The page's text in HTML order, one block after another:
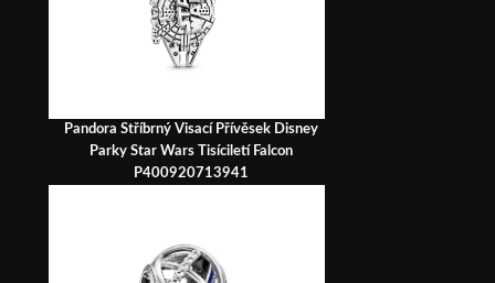
Pandora Stříbrný Visací Přívěsek Disney
Parky Star Wars Tisíciletí Falcon
P400920713941